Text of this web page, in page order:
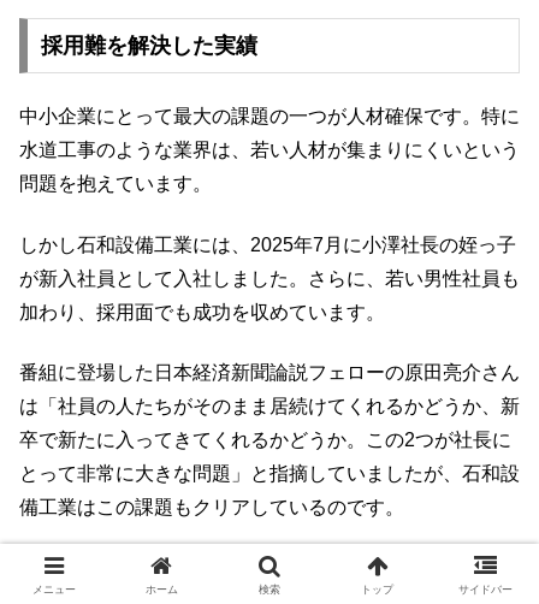
採用難を解決した実績
中小企業にとって最大の課題の一つが人材確保です。特に
水道工事のような業界は、若い人材が集まりにくいという
問題を抱えています。
しかし石和設備工業には、2025年7月に小澤社長の姪っ子
が新入社員として入社しました。さらに、若い男性社員も
加わり、採用面でも成功を収めています。
番組に登場した日本経済新聞論説フェローの原田亮介さん
は「社員の人たちがそのまま居続けてくれるかどうか、新
卒で新たに入ってきてくれるかどうか。この2つが社長に
とって非常に大きな問題」と指摘していましたが、石和設
備工業はこの課題もクリアしているのです。
若い人材が集まる理由
メニュー ホーム 検索 トップ サイドバー